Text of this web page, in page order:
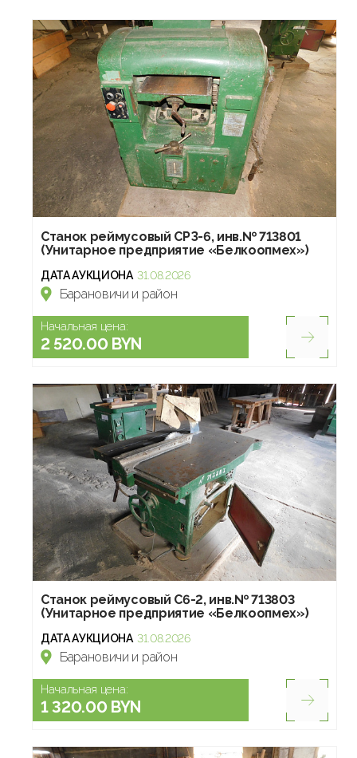
Станок реймусовый СРЗ-6, инв.№ 713801
(Унитарное предприятие «Белкоопмех»)
ДАТА АУКЦИОНА 31.08.2026
Барановичи и район
Начальная цена:
2 520.00 BYN
Станок реймусовый С6-2, инв.№ 713803
(Унитарное предприятие «Белкоопмех»)
ДАТА АУКЦИОНА 31.08.2026
Барановичи и район
Начальная цена:
1 320.00 BYN